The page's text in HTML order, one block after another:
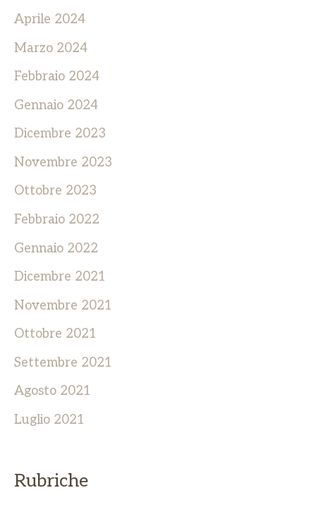
Aprile 2024
Marzo 2024
Febbraio 2024
Gennaio 2024
Dicembre 2023
Novembre 2023
Ottobre 2023
Febbraio 2022
Gennaio 2022
Dicembre 2021
Novembre 2021
Ottobre 2021
Settembre 2021
Agosto 2021
Luglio 2021
Rubriche